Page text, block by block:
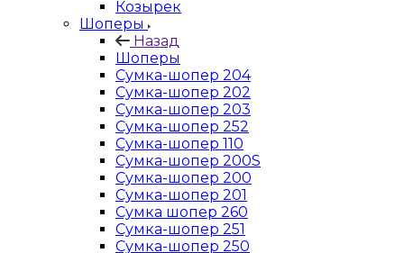
Козырек
Шоперы
Назад
Шоперы
Сумка-шопер 204
Сумка-шопер 202
Сумка-шопер 203
Сумка-шопер 252
Сумка-шопер 110
Сумка-шопер 200S
Сумка-шопер 200
Сумка-шопер 201
Сумка шопер 260
Сумка-шопер 251
Сумка-шопер 250